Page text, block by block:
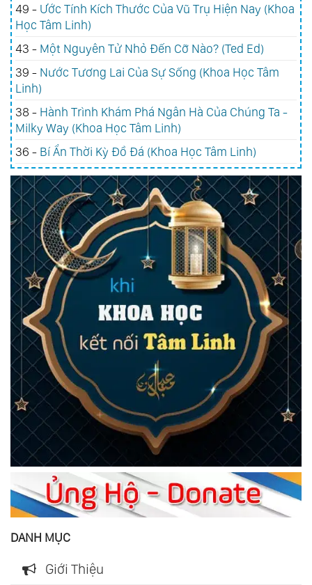
49 - Ước Tính Kích Thước Của Vũ Trụ Hiện Nay (Khoa
Học Tâm Linh)
43 - Một Nguyên Tử Nhỏ Đến Cỡ Nào? (Ted Ed)
39 - Nước Tương Lai Của Sự Sống (Khoa Học Tâm
Linh)
38 - Hành Trình Khám Phá Ngân Hà Của Chúng Ta -
Milky Way (Khoa Học Tâm Linh)
36 - Bí Ẩn Thời Kỳ Đồ Đá (Khoa Học Tâm Linh)
DANH MỤC
Giới Thiệu